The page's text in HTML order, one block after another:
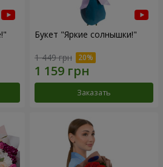
Букет "Яркие солнышки!"
1 449 грн
Заказать